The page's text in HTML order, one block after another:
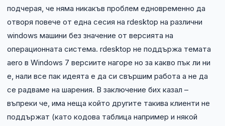
GDPR
Контакти
подчерая, че няма никакъв проблем едновременно да
отворя повече от една сесия на rdesktop на различни
windows машини без значение от версията на
операционната система. rdesktop не поддържа темата
aero в Windows 7 версиите нагоре но за какво пък ли ни
е, нали все пак идеята е да си свършим работа а не да
се радваме на шарения. В заключение бих казал –
въпреки че, има неща който другите такива клиенти не
поддържат (като кодова таблица например и някой